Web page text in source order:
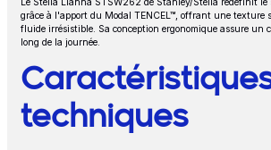
Description
grâce à l'apport du Modal TENCEL™, offrant une texture
fluide irrésistible. Sa conception ergonomique assure un
long de la journée.
techniques